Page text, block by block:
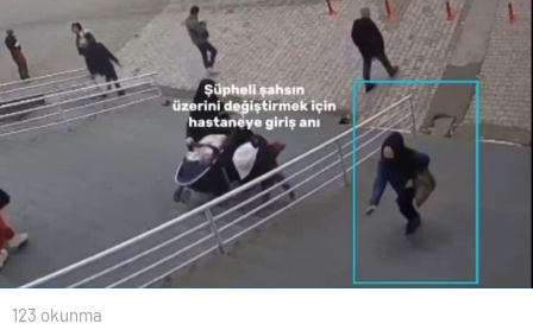
123 okunma